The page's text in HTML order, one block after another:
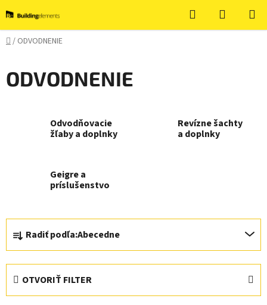
na
obsah
Hľadať
KOŠÍK
Domov
/ ODVODNENIE
ODVODNENIE
Odvodňovacie
žľaby a doplnky
Revízne šachty
a doplnky
Geigre a
príslušenstvo
R
a
d
Radiť podľa:Abecedne
OTVORIŤ FILTER